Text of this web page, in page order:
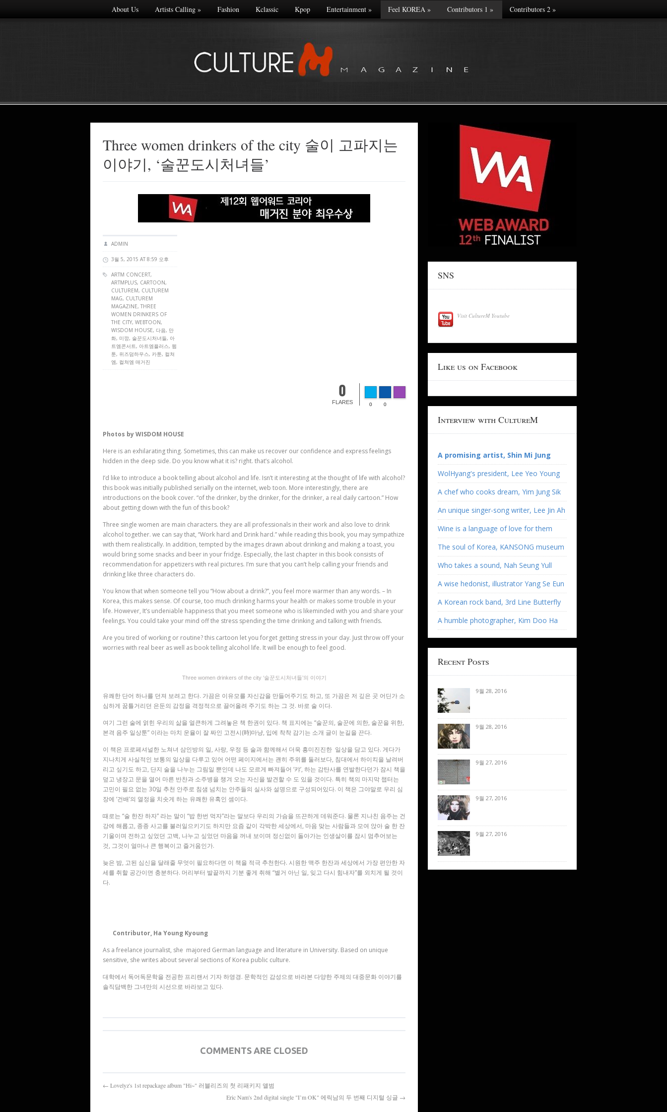
About Us Artists Calling» Fashion Kclassic Kpop Entertainment» Feel KOREA» Contributors 1 » Contributors 2»
Three women drinkers of the city 술이 고파지는
이야기, ‘술꾼도시처녀들’
ADMIN
3월 5, 2015 AT 8:59 오후
ARTM CONCERT,
ARTMPLUS, CARTOON,
CULTUREM, CULTUREM
MAG, CULTUREM
MAGAZINE, THREE
WOMEN DRINKERS OF
THE CITY, WEBTOON,
WISDOM HOUSE, 다음, 만
화, 미깡, 술꾼도시처녀들, 아
트엠콘서트, 아트엠플러스, 웹
툰, 위즈덤하우스, 카툰, 컬쳐
엠, 컬쳐엠 매거진
0
FLARES 0 0
Photos by WISDOM HOUSE
Here is an exhilarating thing. Sometimes, this can make us recover our confidence and express feelings
hidden in the deep side. Do you know what it is? right. that’s alcohol.
I’d like to introduce a book telling about alcohol and life. Isn’t it interesting at the thought of life with alcohol?
this book was initially published serially on the internet, web toon. More interestingly, there are
introductions on the book cover. “of the drinker, by the drinker, for the drinker, a real daily cartoon.” How
about getting down with the fun of this book?
Three single women are main characters. they are all professionals in their work and also love to drink
alcohol together. we can say that, “Work hard and Drink hard.” while reading this book, you may sympathize
with them realistically. In addition, tempted by the images drawn about drinking and making a toast, you
would bring some snacks and beer in your fridge. Especially, the last chapter in this book consists of
recommendation for appetizers with real pictures. I’m sure that you can’t help calling your friends and
drinking like three characters do.
You know that when someone tell you “How about a drink?”, you feel more warmer than any words. – In
Korea, this makes sense. Of course, too much drinking harms your health or makes some trouble in your
life. However, It’s undeniable happiness that you meet someone who is like­minded with you and share your
feelings. You could take your mind off the stress spending the time drinking and talking with friends.
Are you tired of working or routine? this cartoon let you forget getting stress in your day. Just throw off your
worries with real beer as well as book telling alcohol life. It will be enough to feel good.
Three women drinkers of the city ‘술꾼도시처녀들’의 이야기
유쾌한 단어 하나를 던져 보려고 한다. 가끔은 이유모를 자신감을 만들어주기도 하고, 또 가끔은 저 깊은 곳 어딘가 소
심하게 꿈틀거리던 은둔의 감정을 격정적으로 끌어올려 주기도 하는 그 것. 바로 술 이다.
여기 그런 술에 얽힌 우리의 삶을 얼큰하게 그려놓은 책 한권이 있다. 책 표지에는 “술꾼의, 술꾼에 의한, 술꾼을 위한,
본격 음주 일상툰” 이라는 마치 운율이 잘 짜인 고전시(時)마냥, 입에 착착 감기는 소개 글이 눈길을 끈다.
이 책은 프로페셔널한 노쳐녀 삼인방의 일, 사랑, 우정 등 술과 함께해서 더욱 흥미진진한 일상을 담고 있다. 게다가
지나치게 사실적인 보통의 일상을 다루고 있어 어떤 페이지에서는 괜히 주위를 둘러보다, 침대에서 하이킥을 날려버
리고 싶기도 하고, 단지 술을 나누는 그림일 뿐인데 나도 모르게 빠져들어 ‘캬’, 하는 감탄사를 연발한다던가 잠시 책을
덮고 냉장고 문을 열어 마른 반찬과 소주병을 챙겨 오는 자신을 발견할 수 도 있을 것이다. 특히 책의 마지막 챕터는
고민이 필요 없는 30일 추천 안주로 침샘 넘치는 안주들의 실사와 설명으로 구성되어있다. 이 책은 그야말로 우리 심
장에 ‘건배’의 열정을 치솟게 하는 유쾌한 유혹인 셈이다.
때로는 “술 한잔 하자” 라는 말이 “밥 한번 먹자”라는 말보다 우리의 가슴을 뜨끈하게 데워준다. 물론 지나친 음주는 건
강에 해롭고, 종종 사고를 불러일으키기도 하지만 요즘 같이 각박한 세상에서, 마음 맞는 사람들과 모여 앉아 술 한 잔
기울이며 전하고 싶었던 고백, 나누고 싶었던 마음을 꺼내 보이며 정신없이 돌아가는 인생살이를 잠시 멈추어보는
것, 그것이 얼마나 큰 행복이고 즐거움인가.
늦은 밤, 고된 심신을 달래줄 무엇이 필요하다면 이 책을 적극 추천한다. 시원한 맥주 한잔과 세상에서 가장 편안한 자
세를 취할 공간이면 충분하다. 머리부터 발끝까지 기분 좋게 취해 “별거 아닌 일, 잊고 다시 힘내자”를 외치게 될 것이
다.
Contributor, Ha Young Kyoung
As a freelance journalist, she majored German language and literature in University. Based on unique
sensitive, she writes about several sections of Korea public culture.
대학에서 독어독문학을 전공한 프리랜서 기자 하영경. 문학적인 감성으로 바라본 다양한 주제의 대중문화 이야기를
솔직담백한 그녀만의 시선으로 바라보고 있다.
COMMENTS ARE CLOSED
← Lovelyz's 1st repackage album "Hi~" 러블리즈의 첫 리패키지 앨범
Eric Nam's 2nd digital single "I’m OK" 에릭남의 두 번째 디지털 싱글 →
SNS
Visit CultureM Youtube
Like us on Facebook
Interview with CultureM
A promising artist, Shin Mi Jung
WolHyang's president, Lee Yeo Young
A chef who cooks dream, Yim Jung Sik
An unique singer-song writer, Lee Jin Ah
Wine is a language of love for them
The soul of Korea, KANSONG museum
Who takes a sound, Nah Seung Yull
A wise hedonist, illustrator Yang Se Eun
A Korean rock band, 3rd Line Butterfly
A humble photographer, Kim Doo Ha
Recent Posts
9월 28, 2016
9월 28, 2016
9월 27, 2016
9월 27, 2016
9월 27, 2016
Made with
FLARE
More Info